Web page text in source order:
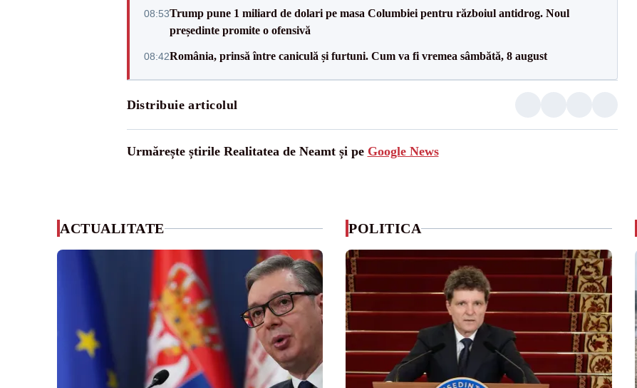
08:53Trump pune 1 miliard de dolari pe masa Columbiei pentru războiul antidrog. Noul
președinte promite o ofensivă
08:42România, prinsă între caniculă și furtuni. Cum va fi vremea sâmbătă, 8 august
Distribuie articolul
Urmărește știrile Realitatea de Neamt și pe Google News
ACTUALITATE POLITICA